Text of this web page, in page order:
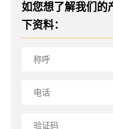
如您想了解我们的
下资料：